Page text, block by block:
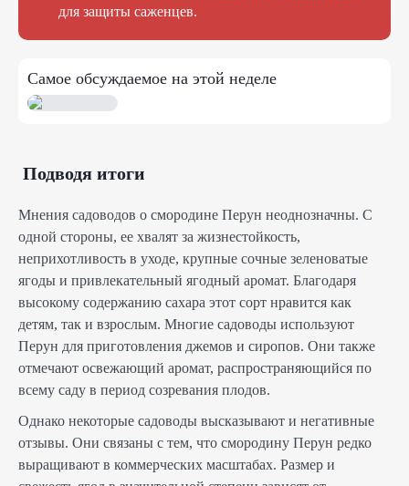
для защиты саженцев.
Самое обсуждаемое на этой неделе
Подводя итоги
Мнения садоводов о смородине Перун неоднозначны. С
одной стороны, ее хвалят за жизнестойкость,
неприхотливость в уходе, крупные сочные зеленоватые
ягоды и привлекательный ягодный аромат. Благодаря
высокому содержанию сахара этот сорт нравится как
детям, так и взрослым. Многие садоводы используют
Перун для приготовления джемов и сиропов. Они также
отмечают освежающий аромат, распространяющийся по
всему саду в период созревания плодов.
Однако некоторые садоводы высказывают и негативные
отзывы. Они связаны с тем, что смородину Перун редко
выращивают в коммерческих масштабах. Размер и